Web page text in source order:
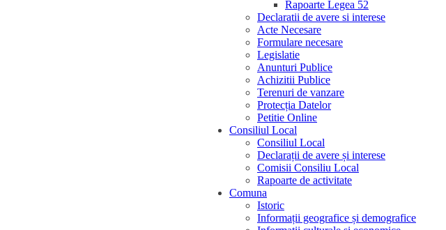
Rapoarte Legea 52
Declaratii de avere si interese
Acte Necesare
Formulare necesare
Legislatie
Anunturi Publice
Achizitii Publice
Terenuri de vanzare
Protecția Datelor
Petitie Online
Consiliul Local
Consiliul Local
Declarații de avere și interese
Comisii Consiliu Local
Rapoarte de activitate
Comuna
Istoric
Informații geografice și demografice